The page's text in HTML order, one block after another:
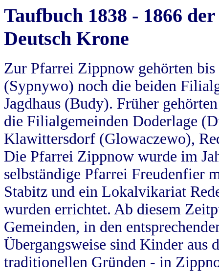
Taufbuch 1838 - 1866
Deutsch Krone
Zur Pfarrei Zippnow gehörten
(Sypnywo) noch die beiden
Jagdhaus (Budy). Früher
die Filialgemeinden Doderlage
Klawittersdorf (Glowaczewo),
Die Pfarrei Zippnow wurde im
selbständige Pfarrei Freudenfier
Stabitz und ein Lokalvikariat
wurden errichtet. Ab diesem
Gemeinden, in den
Übergangsweise sind Kinder aus
traditionellen Gründen - in